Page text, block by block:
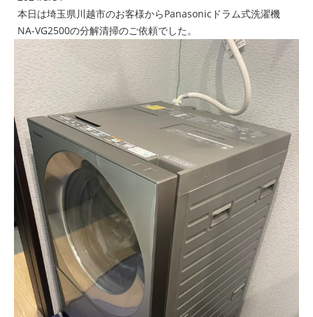
本日は埼玉県川越市のお客様からPanasonicドラム式洗濯機
NA-VG2500の分解清掃のご依頼でした。